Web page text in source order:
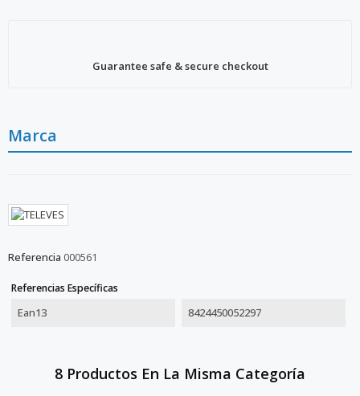
Guarantee safe & secure checkout
Marca
Referencia 000561
Referencias Específicas
Ean13 8424450052297
8 Productos En La Misma Categoría